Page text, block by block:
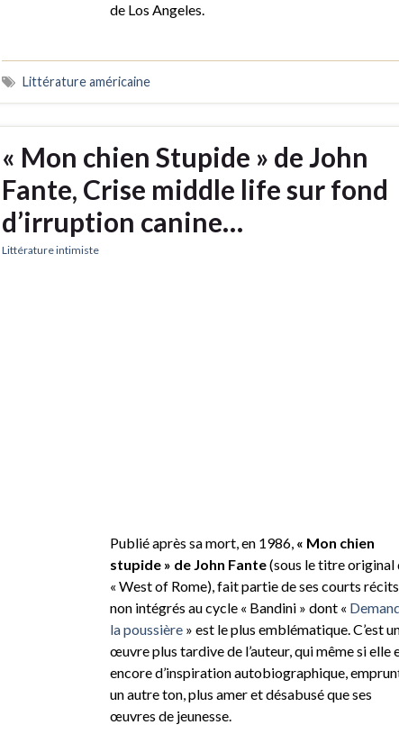
de Los Angeles.
Littérature américaine
« Mon chien Stupide » de John
Fante, Crise middle life sur fond
d’irruption canine…
Littérature intimiste
Publié après sa mort, en 1986, « Mon chien
stupide » de John Fante(sous le titre original
« West of Rome), fait partie de ses courts récits
non intégrés au cycle « Bandini » dont «
la poussière» est le plus emblématique. C’est
œuvre plus tardive de l’auteur, qui même si elle
encore d’inspiration autobiographique,
un autre ton, plus amer et désabusé que ses
œuvres de jeunesse.